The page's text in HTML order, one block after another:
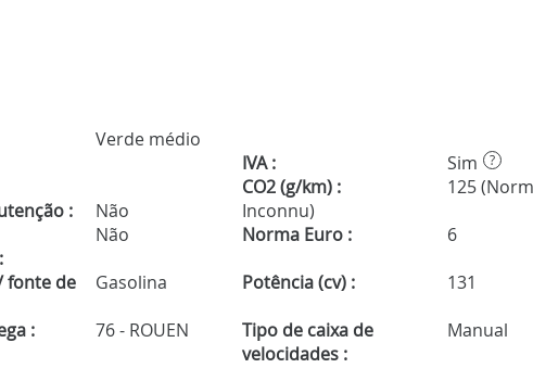
Verde médio
IVA : Sim ?
: Não
CO2 (g/km) :
125
Inconnu)
Não Norma Euro :
6
fonte de
Gasolina Potência (cv) :
131
: 76 - ROUEN
Tipo de caixa de
velocidades :
Manual